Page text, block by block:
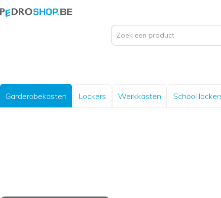
Garderobekasten Lockers Werkkasten School